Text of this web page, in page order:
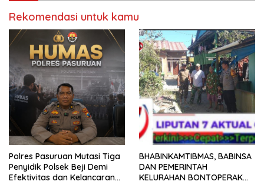
Rekomendasi untuk kamu
Polres Pasuruan Mutasi Tiga
Penyidik Polsek Beji Demi
Efektivitas dan Kelancaran
BHABINKAMTIBMAS, BABINSA
DAN PEMERINTAH
KELURAHAN BONTOPERAK